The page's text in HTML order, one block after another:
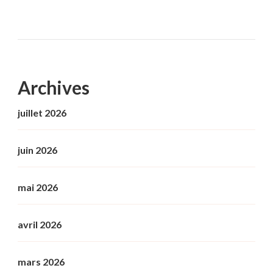
Archives
juillet 2026
juin 2026
mai 2026
avril 2026
mars 2026